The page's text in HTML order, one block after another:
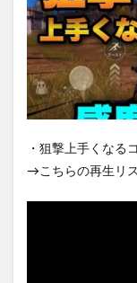
・狙撃上手くなる
→こちらの再生リ